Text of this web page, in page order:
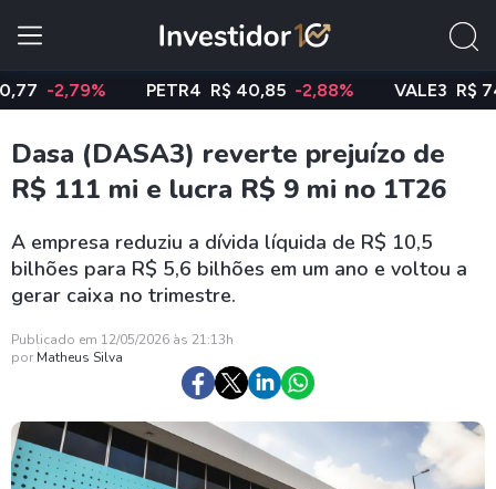
PETR4 R$ 40,85 -2,88% VALE3 R$ 74,97
Dasa (DASA3) reverte prejuízo de
R$ 111 mi e lucra R$ 9 mi no 1T26
A empresa reduziu a dívida líquida de R$ 10,5
bilhões para R$ 5,6 bilhões em um ano e voltou a
gerar caixa no trimestre.
Publicado em 12/05/2026 às 21:13h
por Matheus Silva